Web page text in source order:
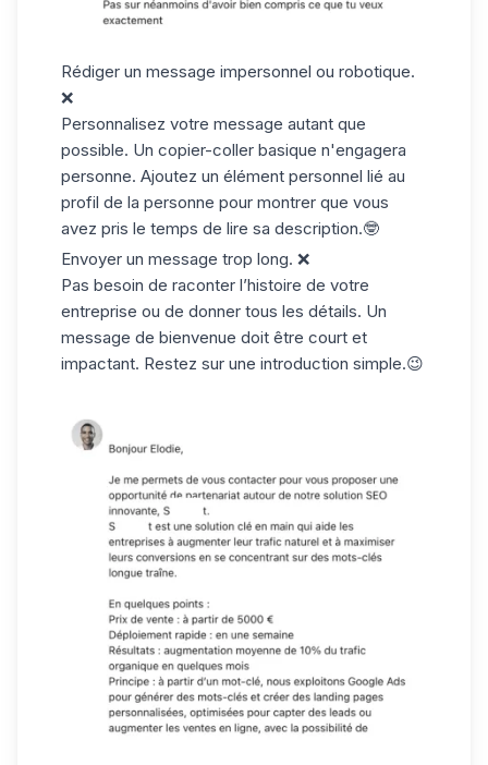
Rédiger un message impersonnel ou robotique.
❌
Personnalisez votre message autant que
possible. Un copier-coller basique n'engagera
personne. Ajoutez un élément personnel lié au
profil de la personne pour montrer que vous
avez pris le temps de lire sa description.🤓
Envoyer un message trop long. ❌
Pas besoin de raconter l’histoire de votre
entreprise ou de donner tous les détails. Un
message de bienvenue doit être court et
impactant. Restez sur une introduction simple.😉